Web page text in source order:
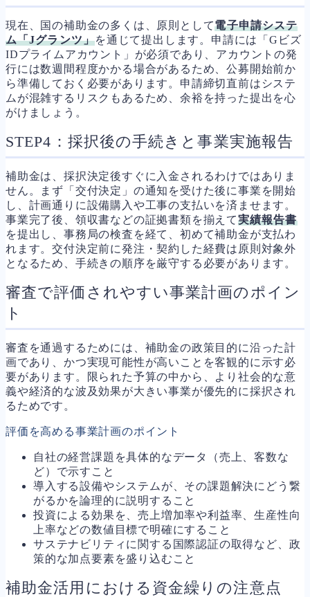
現在、国の補助金の多くは、原則として電子申請システ
ム「Jグランツ」を通じて提出します。申請には「Gビズ
IDプライムアカウント」が必須であり、アカウントの発
行には数週間程度かかる場合があるため、公募開始前か
ら準備しておく必要があります。申請締切直前はシステ
ムが混雑するリスクもあるため、余裕を持った提出を心
がけましょう。
STEP4：採択後の手続きと事業実施報告
補助金は、採択決定後すぐに入金されるわけではありま
せん。まず「交付決定」の通知を受けた後に事業を開始
し、計画通りに設備購入や工事の支払いを済ませます。
事業完了後、領収書などの証拠書類を揃えて実績報告書
を提出し、事務局の検査を経て、初めて補助金が支払わ
れます。交付決定前に発注・契約した経費は原則対象外
となるため、手続きの順序を厳守する必要があります。
審査で評価されやすい事業計画のポイン
ト
審査を通過するためには、補助金の政策目的に沿った計
画であり、かつ実現可能性が高いことを客観的に示す必
要があります。限られた予算の中から、より社会的な意
義や経済的な波及効果が大きい事業が優先的に採択され
るためです。
評価を高める事業計画のポイント
自社の経営課題を具体的なデータ（売上、客数な
ど）で示すこと
導入する設備やシステムが、その課題解決にどう繋
がるかを論理的に説明すること
投資による効果を、売上増加率や利益率、生産性向
上率などの数値目標で明確にすること
サステナビリティに関する国際認証の取得など、政
策的な加点要素を盛り込むこと
補助金活用における資金繰りの注意点